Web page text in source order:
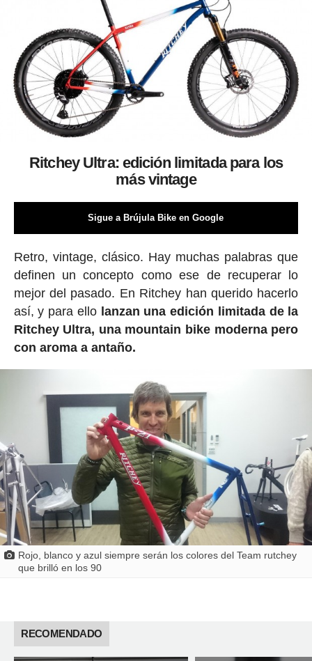
Ritchey Ultra: edición limitada para los
más vintage
Sigue a Brújula Bike en Google
Retro, vintage, clásico. Hay muchas palabras que
definen un concepto como ese de recuperar lo
mejor del pasado. En Ritchey han querido hacerlo
así, y para ello lanzan una edición limitada de la
Ritchey Ultra, una mountain bike moderna pero
con aroma a antaño.
Rojo, blanco y azul siempre serán los colores del Team rutchey
que brilló en los 90
RECOMENDADO